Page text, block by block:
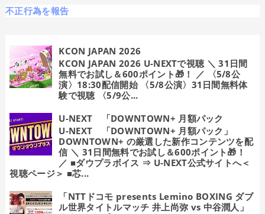
不正行為を報告
KCON JAPAN 2026
KCON JAPAN 2026 U-NEXTで視聴 ＼ 31日間
無料でお試し＆600ポイント🎁！ ／ 〈5/8公
演〉18:30配信開始 〈5/8公演〉31日間無料体
験で視聴 〈5/9公...
U-NEXT 「DOWNTOWN+ 月額パック
U-NEXT 「DOWNTOWN+ 月額パック」
DOWNTOWN+ の厳選した新作コンテンツを配
信 ＼ 31日間無料でお試し＆600ポイント🎁！
／ ■ダウプラボイス ⇒ U-NEXT公式サイトへ＜
視聴ページ＞ ■芯...
「NTTドコモ presents Lemino BOXING ダブ
ル世界タイトルマッチ 井上尚弥 vs 中谷潤人」